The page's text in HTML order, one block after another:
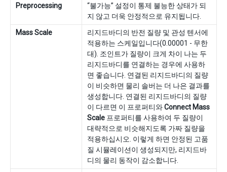
Preprocessing
“불가능” 설정이 통제 불능한 상태가 되
지 않고 더욱 안정적으로 유지됩니다.
Mass Scale
리지드바디의 반전 질량 및 관성 텐서에
적용하는 스케일입니다(0.00001 - 무한
대). 조인트가 질량이 크게 차이 나는 두
리지드바디를 연결하는 경우에 사용하
면 좋습니다. 연결된 리지드바디의 질량
이 비슷하면 물리 솔버는 더 나은 결과를
생성합니다. 연결된 리지드바디의 질량
이 다르면 이 프로퍼티와Connect Mass
Scale 프로퍼티를 사용하여 두 질량이
대략적으로 비슷해지도록 가짜 질량을
적용하십시오. 이렇게 하면 안정된 고품
질 시뮬레이션이 생성되지만, 리지드바
디의 물리 동작이 감소합니다.